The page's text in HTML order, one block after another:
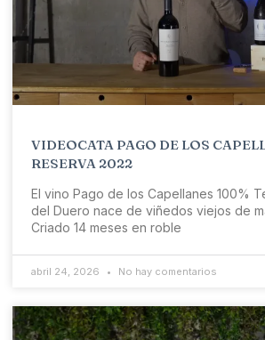
VIDEOCATA PAGO DE LOS
RESERVA 2022
El vino Pago de los Capellanes 100%
del Duero nace de viñedos viejos de
Criado 14 meses en roble
abril 24, 2026 No hay comentarios